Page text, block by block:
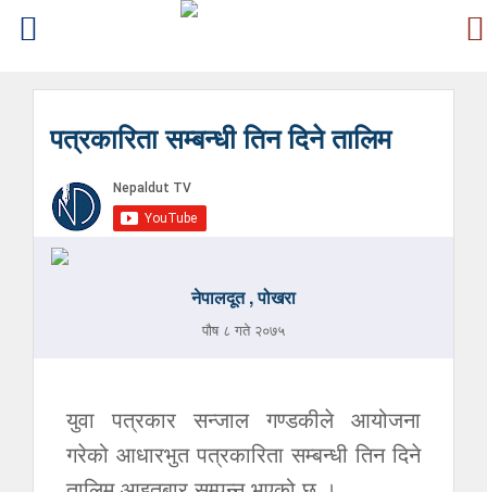
पत्रकारिता सम्बन्धी तिन दिने तालिम
नेपालदूत , पोखरा
पौष ८ गते २०७५
युवा पत्रकार सन्जाल गण्डकीले आयोजना
गरेको आधारभुत पत्रकारिता सम्बन्धी तिन दिने